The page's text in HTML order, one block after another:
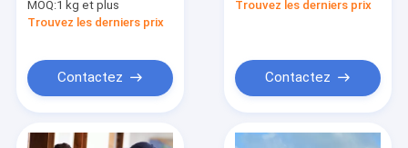
MOQ:1 kg et plus
Trouvez les derniers prix
Contactez
Trouvez les derniers prix
Contactez